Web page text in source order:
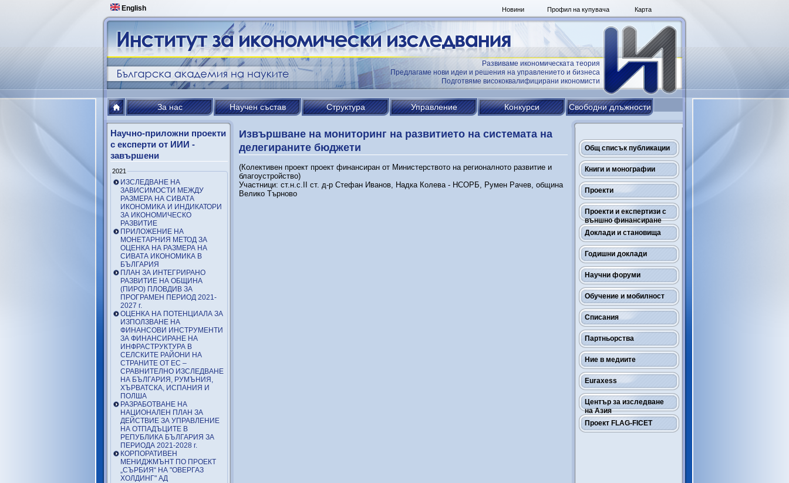
English Карта
Профил на купувача
Новини
Развиваме икономическата теория
Предлагаме нови идеи и решения на управлението и бизнеса
Подготвяме висококвалифицирани икономисти
За нас Научен състав Структура Управление Конкурси Свободни длъжности
Общ списък публикации
Книги и монографии
Проекти
Проекти и експертизи с
външно финансиране
Доклади и становища
Годишни доклади
Научни форуми
Обучение и мобилност
Списания
Партньорства
Ние в медиите
Euraxess
Център за изследване
на Азия
Проект FLAG-FICET
Научно-приложни проекти
с експерти от ИИИ -
завършени
2021
ИЗСЛЕДВАНЕ НА
ЗАВИСИМОСТИ МЕЖДУ
РАЗМЕРА НА СИВАТА
ИКОНОМИКА И ИНДИКАТОРИ
ЗА ИКОНОМИЧЕСКО
РАЗВИТИЕ
ПРИЛОЖЕНИЕ НА
МОНЕТАРНИЯ МЕТОД ЗА
ОЦЕНКА НА РАЗМЕРА НА
СИВАТА ИКОНОМИКА В
БЪЛГАРИЯ
ПЛАН ЗА ИНТЕГРИРАНО
РАЗВИТИЕ НА ОБЩИНА
(ПИРО) ПЛОВДИВ ЗА
ПРОГРАМЕН ПЕРИОД 2021-
2027 г.
ОЦЕНКА НА ПОТЕНЦИАЛА ЗА
ИЗПОЛЗВАНЕ НА
ФИНАНСОВИ ИНСТРУМЕНТИ
ЗА ФИНАНСИРАНЕ НА
ИНФРАСТРУКТУРА В
СЕЛСКИТЕ РАЙОНИ НА
СТРАНИТЕ ОТ ЕС –
СРАВНИТЕЛНО ИЗСЛЕДВАНЕ
НА БЪЛГАРИЯ, РУМЪНИЯ,
ХЪРВАТСКА, ИСПАНИЯ И
ПОЛША
РАЗРАБОТВАНЕ НА
НАЦИОНАЛЕН ПЛАН ЗА
ДЕЙСТВИЕ ЗА УПРАВЛЕНИЕ
НА ОТПАДЪЦИТЕ В
РЕПУБЛИКА БЪЛГАРИЯ ЗА
ПЕРИОДА 2021-2028 г.
КОРПОРАТИВЕН
МЕНИДЖМЪНТ ПО ПРОЕКТ
„СЪРБИЯ“ НА "ОВЕРГАЗ
ХОЛДИНГ" АД
Извършване на мониторинг на развитието на системата на
делегираните бюджети
(Колективен проект проект финансиран от Министерството на регионалното развитие и
благоустройство)
Участници: ст.н.с.ІІ ст. д-р Стефан Иванов, Надка Колева - НСОРБ, Румен Рачев, община
Велико Търново